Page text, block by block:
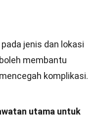
jenis dan lokasi
membantu
komplikasi.
utama untuk